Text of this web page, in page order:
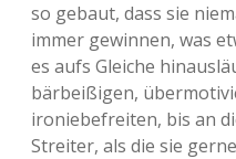
so gebaut, dass sie
immer gewinnen, was
es aufs Gleiche
bärbeißigen,
ironiebefreiten, bis an
Streiter, als die sie